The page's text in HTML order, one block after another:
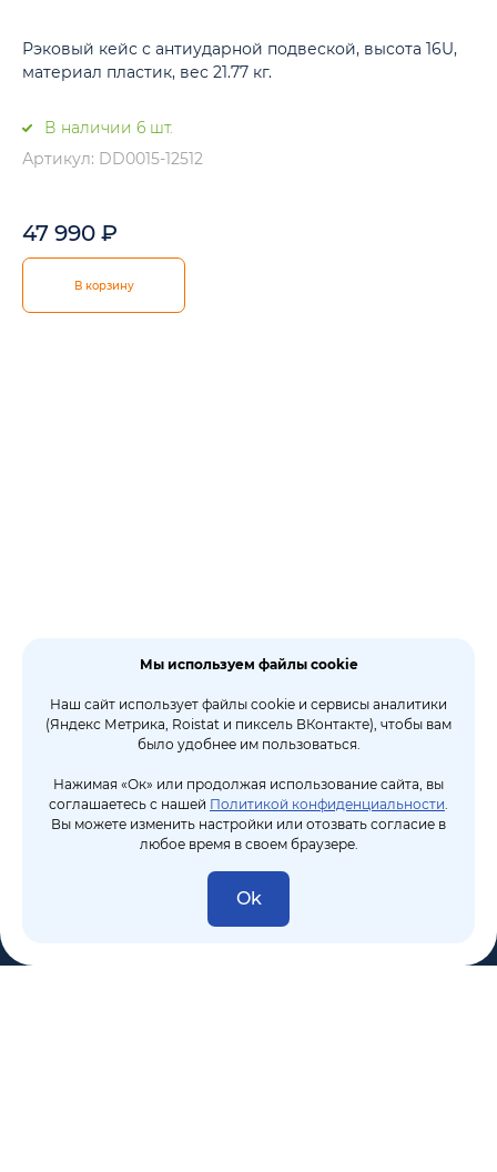
Рэковый кейс с антиударной подвеской, высота 16U,
материал пластик, вес 21.77 кг.
В наличии 6 шт.
Артикул: DD0015-12512
47 990 ₽
В корзину
Мы используем файлы cookie
Наш сайт использует файлы cookie и сервисы аналитики
(Яндекс Метрика, Roistat и пиксель ВКонтакте), чтобы вам
было удобнее им пользоваться.
Нажимая «Ок» или продолжая использование сайта, вы
соглашаетесь с нашей Политикой конфиденциальности.
Вы можете изменить настройки или отозвать согласие в
любое время в своем браузере.
Ok